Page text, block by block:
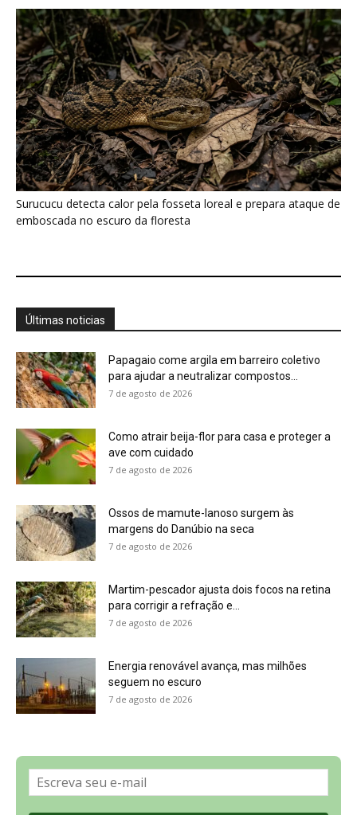
Últimas noticias
Papagaio come argila em barreiro coletivo
para ajudar a neutralizar compostos...
7 de agosto de 2026
Como atrair beija-flor para casa e proteger a
ave com cuidado
7 de agosto de 2026
Martim-pescador ajusta dois focos na retina
7 de agosto de 2026
7 de agosto de 2026
Política de Privacidade, LGPD e RGPD
Últimas Notícias
🌎 Español